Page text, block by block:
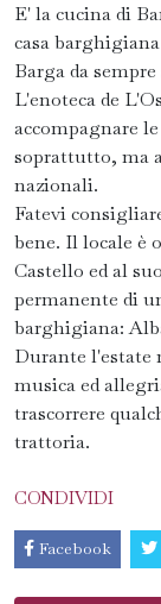
E' la cucina di
casa
Barga da
L'enoteca de
accompagnare
soprattutto, ma
nazionali.
Fatevi
bene. Il locale è
Castello ed al
permanente di
barghigiana:
Durante l'estate
musica ed
trascorrere
trattoria.
CONDIVIDI
Facebook